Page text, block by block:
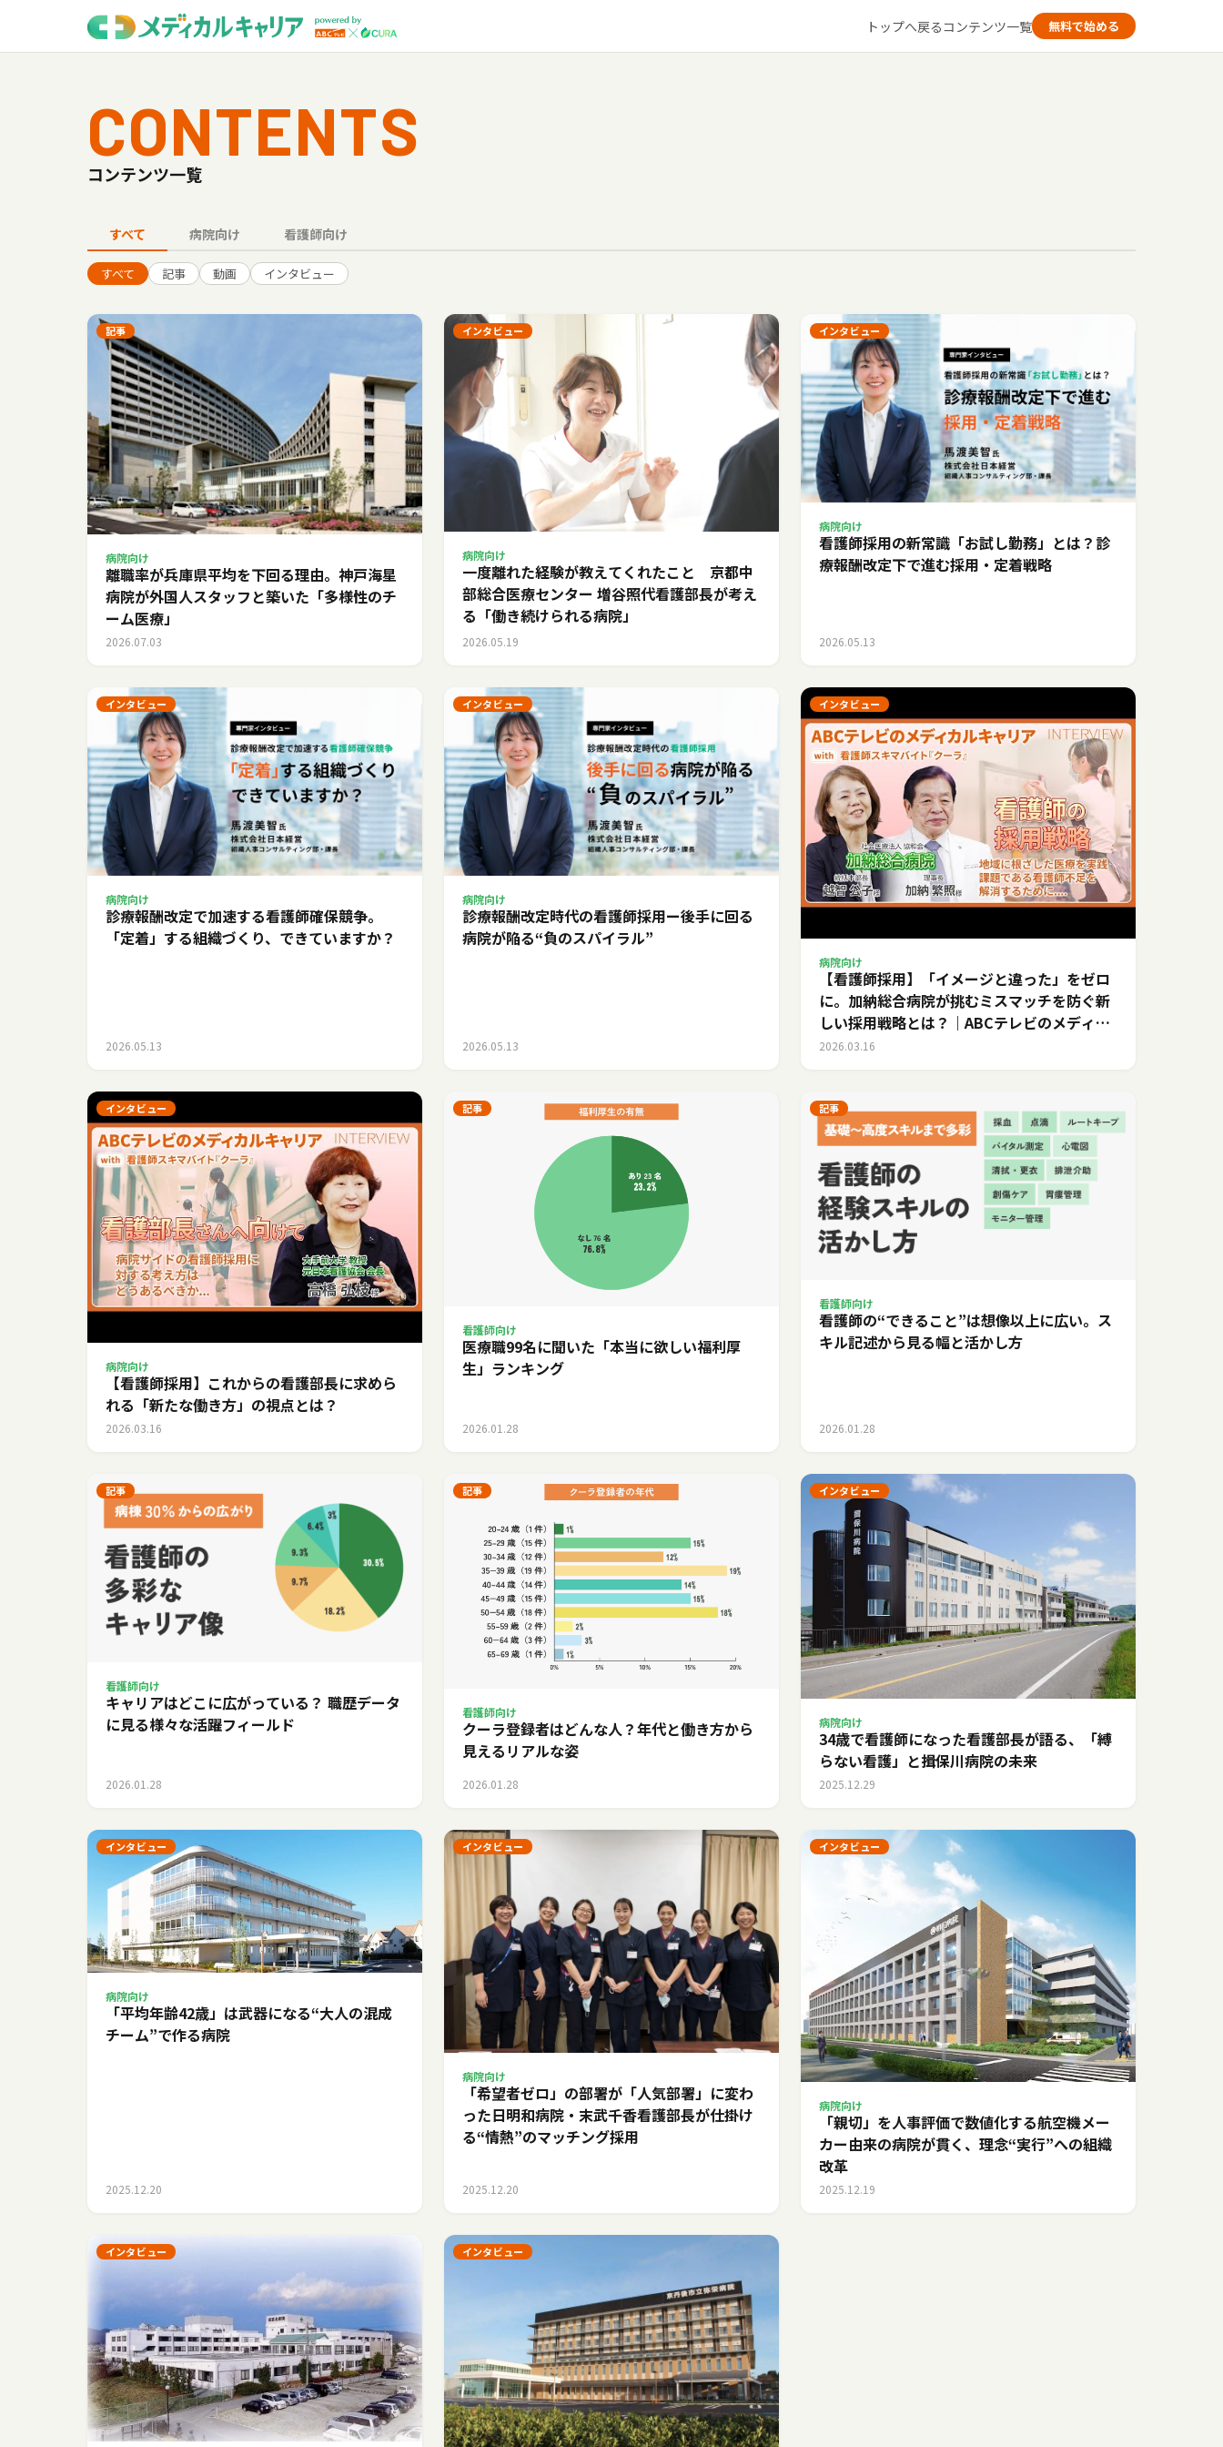
トップへ戻るコンテンツ一覧 無料で始める
CONTENTS
コンテンツ一覧
すべて 病院向け 看護師向け
すべて 記事 動画 インタビュー
記事
病院向け
離職率が兵庫県平均を下回る理由。神戸海星
病院が外国人スタッフと築いた「多様性のチ
ーム医療」
2026.07.03
インタビュー
病院向け
一度離れた経験が教えてくれたこと 京都中
部総合医療センター 増谷照代看護部長が考え
る「働き続けられる病院」
2026.05.19
インタビュー
病院向け
看護師採用の新常識「お試し勤務」とは？診
療報酬改定下で進む採用・定着戦略
2026.05.13
インタビュー
病院向け
診療報酬改定で加速する看護師確保競争。
「定着」する組織づくり、できていますか？
2026.05.13
インタビュー
病院向け
診療報酬改定時代の看護師採用ー後手に回る
病院が陥る“負のスパイラル”
2026.05.13
インタビュー
病院向け
【看護師採用】「イメージと違った」をゼロ
に。加納総合病院が挑むミスマッチを防ぐ新
しい採用戦略とは？｜ABCテレビのメディカ
ルキャリア
2026.03.16
インタビュー
病院向け
【看護師採用】これからの看護部長に求めら
れる「新たな働き方」の視点とは？
2026.03.16
記事
看護師向け
医療職99名に聞いた「本当に欲しい福利厚
生」ランキング
2026.01.28
記事
看護師向け
看護師の“できること”は想像以上に広い。ス
キル記述から見る幅と活かし方
2026.01.28
記事
看護師向け
キャリアはどこに広がっている？ 職歴データ
に見る様々な活躍フィールド
2026.01.28
記事
看護師向け
クーラ登録者はどんな人？年代と働き方から
見えるリアルな姿
2026.01.28
インタビュー
病院向け
34歳で看護師になった看護部長が語る、「縛
らない看護」と揖保川病院の未来
2025.12.29
インタビュー
病院向け
「平均年齢42歳」は武器になる――“大人の混成
チーム”で作る病院
2025.12.20
インタビュー
病院向け
「希望者ゼロ」の部署が「人気部署」に変わ
った日――明和病院・末武千香看護部長が仕掛け
る“情熱”のマッチング採用
2025.12.20
インタビュー
病院向け
「親切」を人事評価で数値化する――航空機メー
カー由来の病院が貫く、理念“実行”への組織
改革
2025.12.19
インタビュー インタビュー